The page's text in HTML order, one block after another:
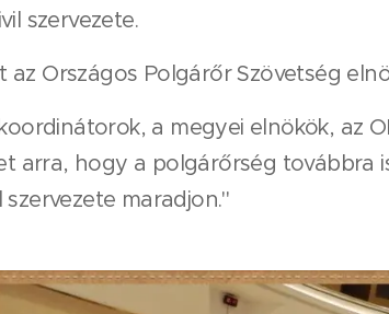
szervezete.
Országos Polgárőr Szövetség
a megyei elnökök, az
arra, hogy a polgárőrség továbbra
maradjon."